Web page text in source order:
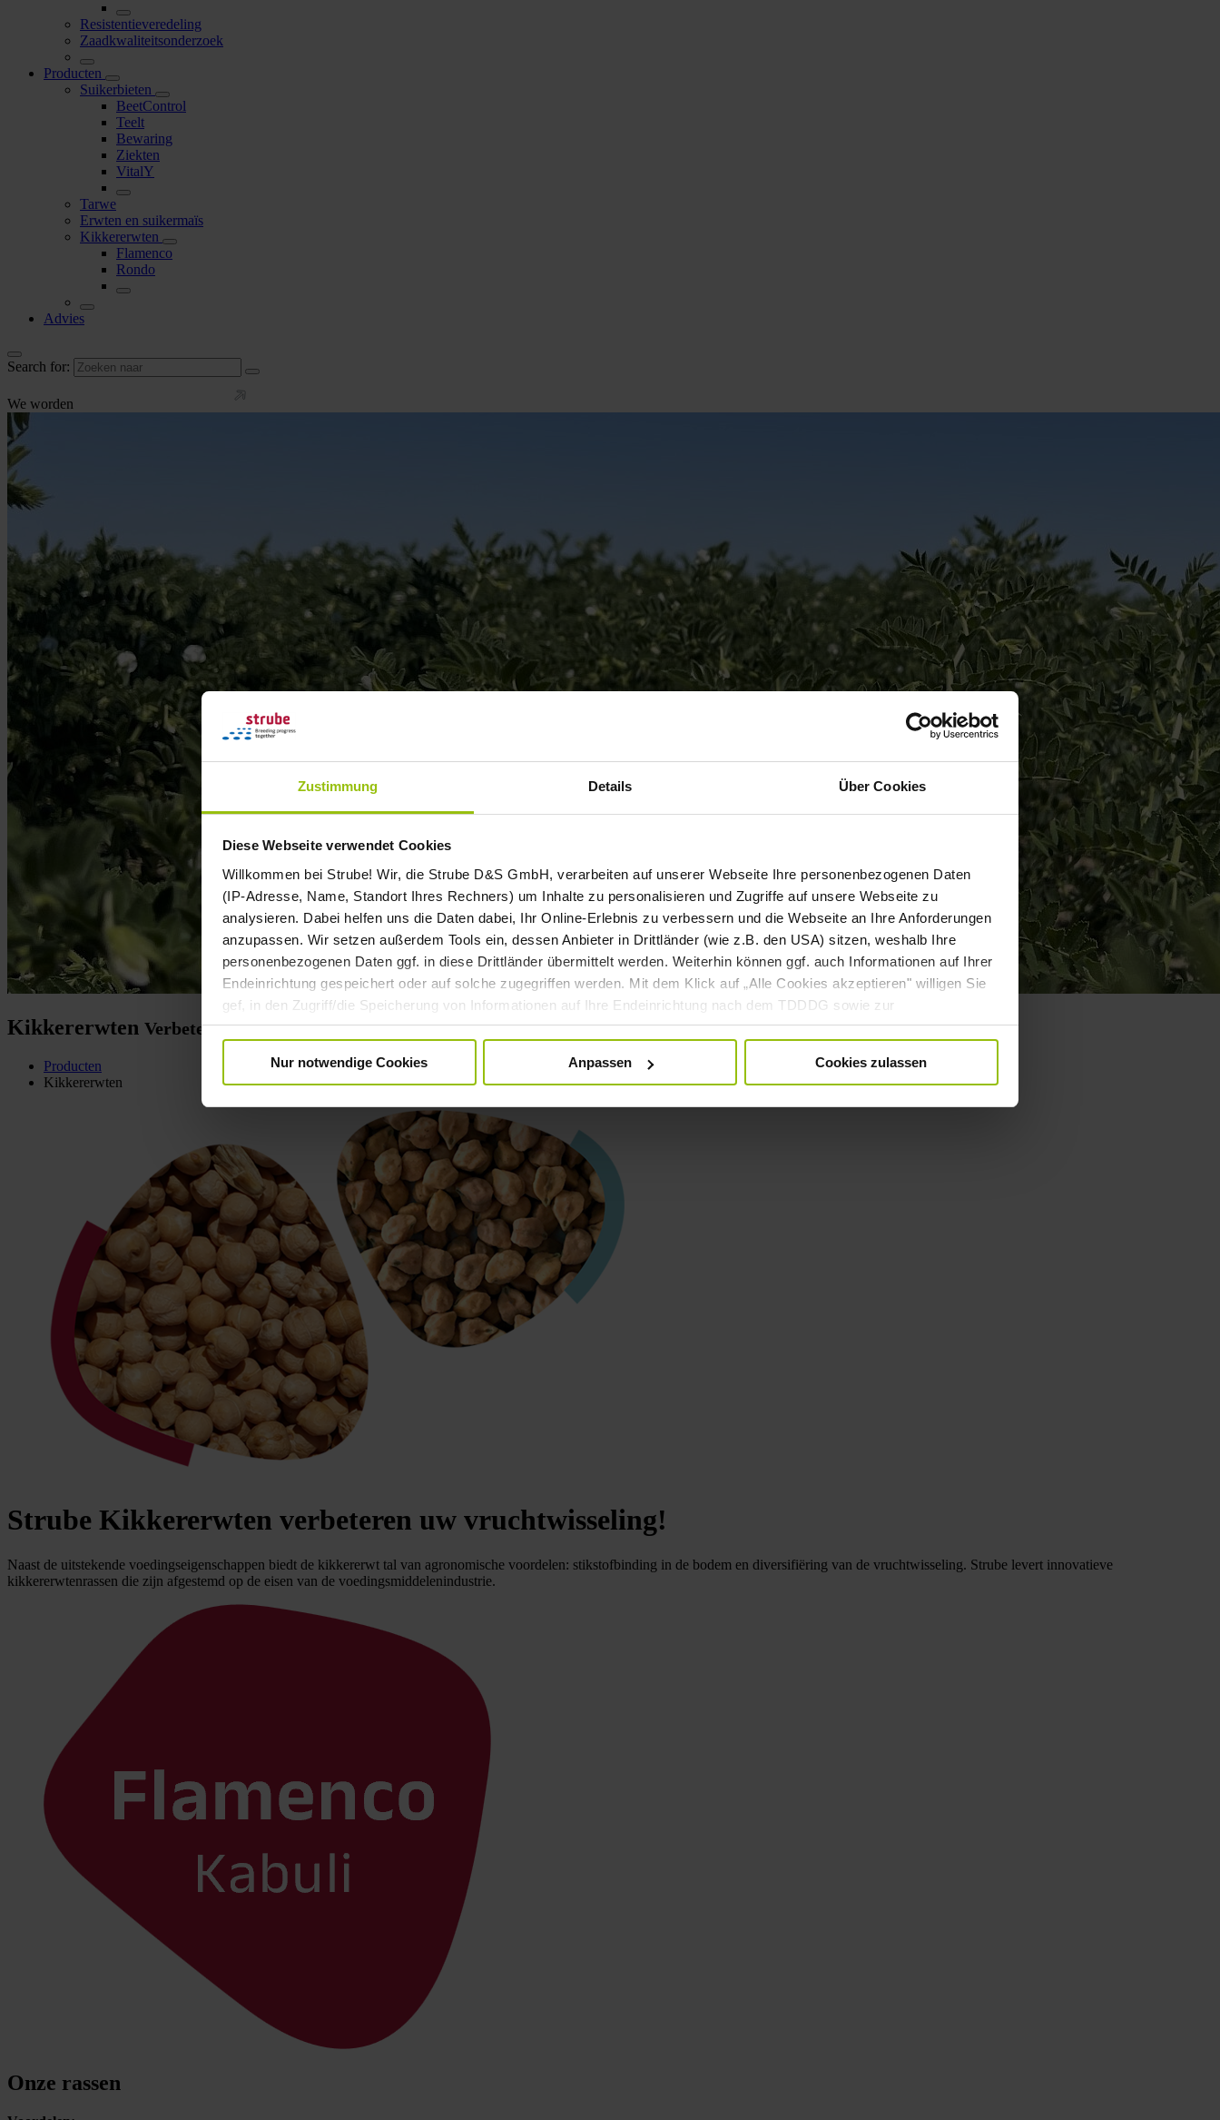
Zustimmung Details Über Cookies
Diese Webseite verwendet Cookies
Willkommen bei Strube! Wir, die Strube D&S GmbH, verarbeiten auf unserer Webseite Ihre personenbezogenen Daten
(IP-Adresse, Name, Standort Ihres Rechners) um Inhalte zu personalisieren und Zugriffe auf unsere Webseite zu
analysieren. Dabei helfen uns die Daten dabei, Ihr Online-Erlebnis zu verbessern und die Webseite an Ihre Anforderungen
anzupassen. Wir setzen außerdem Tools ein, dessen Anbieter in Drittländer (wie z.B. den USA) sitzen, weshalb Ihre
personenbezogenen Daten ggf. in diese Drittländer übermittelt werden. Weiterhin können ggf. auch Informationen auf Ihrer
Endeinrichtung gespeichert oder auf solche zugegriffen werden. Mit dem Klick auf „Alle Cookies akzeptieren" willigen Sie
gef, in den Zugriff/die Speicherung von Informationen auf Ihre Endeinrichtung nach dem TDDDG sowie zur
Datenverarbeitung Ihrer personenbezogenen Daten für die oben genannten Zwecke nach der DSGVO gebündelt ein. Die
Informationen zur Datenverarbeitung mittels Cookies finden Sie in unserer
Datenschutzerklärung.
Nur notwendige Cookies Anpassen Cookies zulassen
Resistentieveredeling
Zaadkwaliteitsonderzoek
Producten
Suikerbieten
BeetControl
Teelt
Bewaring
Ziekten
VitalY
Tarwe
Erwten en suikermaïs
Kikkererwten
Flamenco
Rondo
Advies
Search for:
We worden
Kikkererwten Verbeter uw vruchtwisseling!
Producten
Kikkererwten
Strube Kikkererwten verbeteren uw vruchtwisseling!
Naast de uitstekende voedingseigenschappen biedt de kikkererwt tal van agronomische voordelen: stikstofbinding in de bodem en diversifiëring van de vruchtwisseling. Strube levert innovatieve
kikkererwtenrassen die zijn afgestemd op de eisen van de voedingsmiddelenindustrie.
Onze rassen